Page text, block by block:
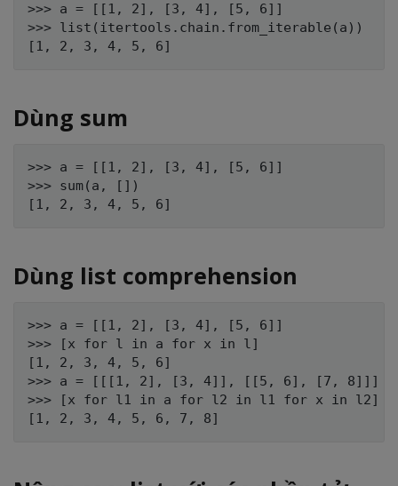
>>> a = [[1, 2], [3, 4], [5, 6]]
>>> list(itertools.chain.from_iterable(a))
Dùng sum
>>> a = [[1, 2], [3, 4], [5, 6]]
>>> sum(a, [])
Dùng list comprehension
>>> a = [[1, 2], [3, 4], [5, 6]]
>>> [x for l in a for x in l]
[1, 2, 3, 4, 5, 6]
>>> a = [[[1, 2], [3, 4]], [[5, 6], [7, 8]]]
>>> [x for l1 in a for l2 in l1 for x in l2]